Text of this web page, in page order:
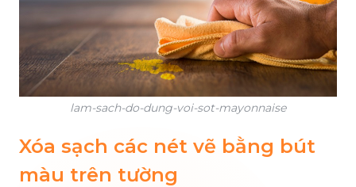
lam-sach-do-dung-voi-sot-mayonnaise
Xóa sạch các nét vẽ bằng bút
màu trên tường